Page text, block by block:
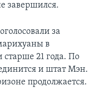
завершился.
за
в
21 года. По
и штат Мэн.
продолжается.